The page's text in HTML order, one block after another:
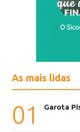
As mais lidas
01 Garota